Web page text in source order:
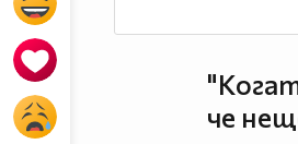
че